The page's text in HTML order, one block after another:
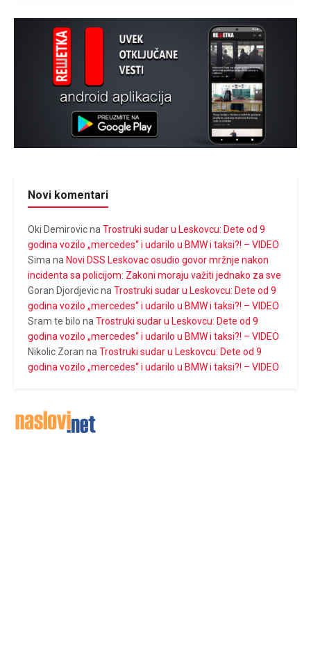
Novi komentari
Oki Demirovicna Trostruki sudar u Leskovcu: Dete od 9
godina vozilo „mercedes“ i udarilo u BMW i taksi?! – VIDEO
Sima na Novi DSS Leskovac osudio govor mržnje nakon
incidenta sa policijom: Zakoni moraju važiti jednako za sve
Goran Djordjevicna Trostruki sudar u Leskovcu: Dete od 9
godina vozilo „mercedes“ i udarilo u BMW i taksi?! – VIDEO
Sram te bilo na Trostruki sudar u Leskovcu: Dete od 9
godina vozilo „mercedes“ i udarilo u BMW i taksi?! – VIDEO
Nikolic Zoran na Trostruki sudar u Leskovcu: Dete od 9
godina vozilo „mercedes“ i udarilo u BMW i taksi?! – VIDEO